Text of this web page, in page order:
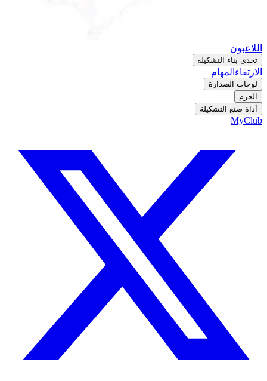
اللاعبون
تحدي بناء التشكيلة
الارتقاء المهام
لوحات الصدارة
الحزم
أداة صنع التشكيلة
MyClub